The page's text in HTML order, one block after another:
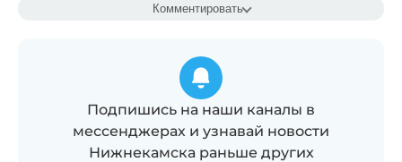
Комментировать
Подпишись на наши каналы в
мессенджерах и узнавай новости
Нижнекамска раньше других